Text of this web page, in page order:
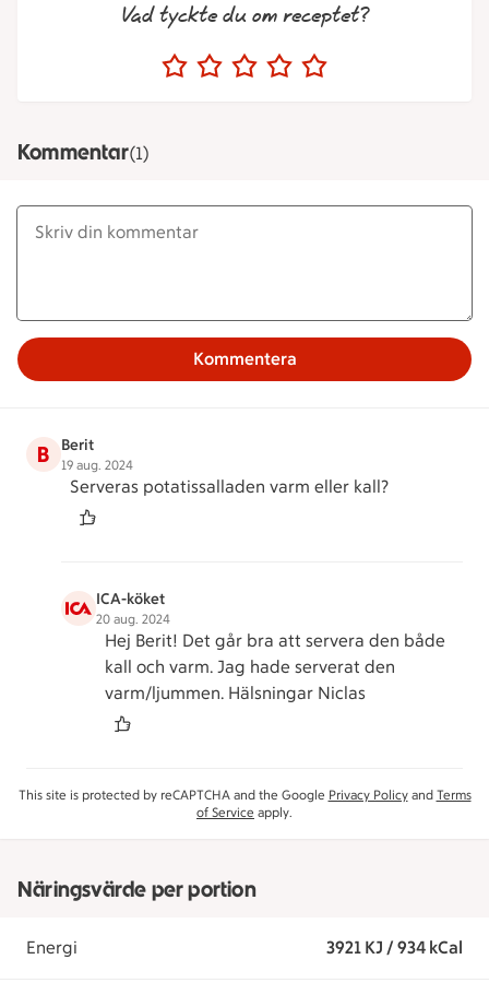
Vad tyckte du om receptet?
Kommentar(1)
Kommentera
B Berit
19 aug. 2024
Serveras potatissalladen varm eller kall?
ICA-köket
20 aug. 2024
Hej Berit! Det går bra att servera den både
kall och varm. Jag hade serverat den
varm/ljummen. Hälsningar Niclas
This site is protected by reCAPTCHA and the Google Privacy Policyand Terms
of Service apply.
Näringsvärde per portion
Energi 3921 KJ / 934 kCal